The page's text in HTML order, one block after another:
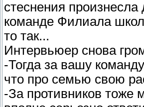
стеснения
команде Филиала
то так...
Интервьюер снова
-Тогда за вашу
что про семью свою
-За противников тоже